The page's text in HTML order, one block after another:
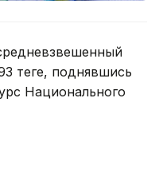
теңге, поднявшись
Национального